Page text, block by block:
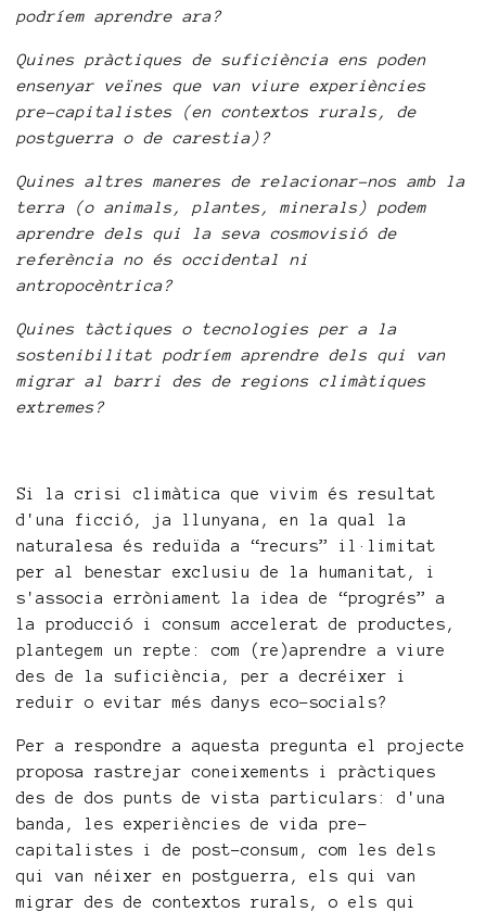
podríem aprendre ara?
Quines pràctiques de suficiència ens poden
ensenyar veïnes que van viure experiències
pre-capitalistes (en contextos rurals, de
postguerra o de carestia)?
Quines altres maneres de relacionar-nos amb la
terra (o animals, plantes, minerals) podem
aprendre dels qui la seva cosmovisió de
referència no és occidental ni
antropocèntrica?
Quines tàctiques o tecnologies per a la
sostenibilitat podríem aprendre dels qui van
migrar al barri des de regions climàtiques
extremes?
Si la crisi climàtica que vivim és resultat
d'una ficció, ja llunyana, en la qual la
naturalesa és reduïda a “recurs” il·limitat
per al benestar exclusiu de la humanitat, i
s'associa erròniament la idea de “progrés” a
la producció i consum accelerat de productes,
plantegem un repte: com (re)aprendre a viure
des de la suficiència, per a decréixer i
reduir o evitar més danys eco-socials?
Per a respondre a aquesta pregunta el projecte
proposa rastrejar coneixements i pràctiques
des de dos punts de vista particulars: d'una
banda, les experiències de vida pre-
capitalistes i de post-consum, com les dels
qui van néixer en postguerra, els qui van
migrar des de contextos rurals, o els qui